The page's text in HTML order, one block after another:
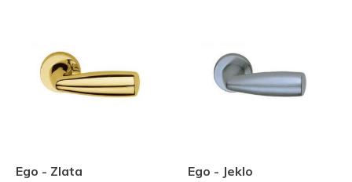
Ego - Zlata Ego - Jeklo